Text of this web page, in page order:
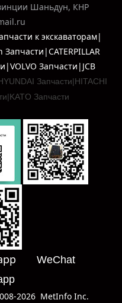
Шаньдун, КНР
к экскаваторам|
Запчасти|JCB
Запчасти|HITACHI
KATO Запчасти
WeChat
2026 MetInfo Inc.